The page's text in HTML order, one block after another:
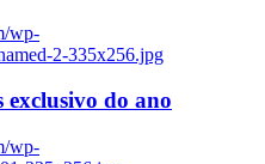
wp-
2-335x256.jpg
do ano
wp-